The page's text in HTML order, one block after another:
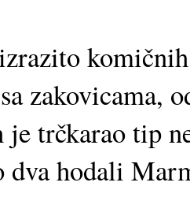
zakovicama,
trčkarao tip
dva hodali